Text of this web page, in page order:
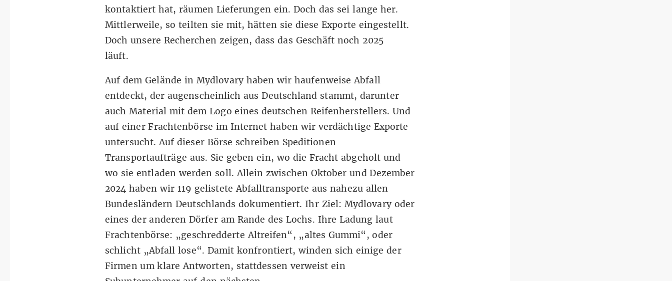
kontaktiert hat, räumen Lieferungen ein. Doch das sei lange her.
Mittlerweile, so teilten sie mit, hätten sie diese Exporte eingestellt.
Doch unsere Recherchen zeigen, dass das Geschäft noch 2025
läuft.
Auf dem Gelände in Mydlovary haben wir haufenweise Abfall
entdeckt, der augenscheinlich aus Deutschland stammt, darunter
auch Material mit dem Logo eines deutschen Reifenherstellers. Und
auf einer Frachtenbörse im Internet haben wir verdächtige Exporte
untersucht. Auf dieser Börse schreiben Speditionen
Transportaufträge aus. Sie geben ein, wo die Fracht abgeholt und
wo sie entladen werden soll. Allein zwischen Oktober und Dezember
2024 haben wir 119 gelistete Abfalltransporte aus nahezu allen
Bundesländern Deutschlands dokumentiert. Ihr Ziel: Mydlovary oder
eines der anderen Dörfer am Rande des Lochs. Ihre Ladung laut
Frachtenbörse: „geschredderte Altreifen“, „altes Gummi“, oder
schlicht „Abfall lose“. Damit konfrontiert, winden sich einige der
Firmen um klare Antworten, stattdessen verweist ein